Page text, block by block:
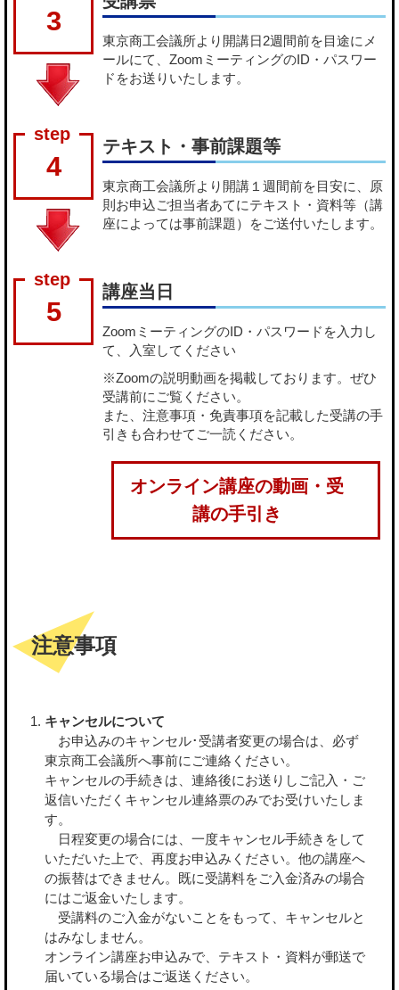
3
東京商工会議所より開講日2週間前を目途にメ
ールにて、ZoomミーティングのID・パスワー
ドをお送りいたします。
4
テキスト・事前課題等
東京商工会議所より開講１週間前を目安に、原
則お申込ご担当者あてにテキスト・資料等（講
座によっては事前課題）をご送付いたします。
5
講座当日
ZoomミーティングのID・パスワードを入力し
て、入室してください
※Zoomの説明動画を掲載しております。ぜひ
受講前にご覧ください。
また、注意事項・免責事項を記載した受講の手
引きも合わせてご一読ください。
オンライン講座の動画・受
講の手引き
注意事項
キャンセルについて
お申込みのキャンセル･受講者変更の場合は、必ず
東京商工会議所へ事前にご連絡ください。
キャンセルの手続きは、連絡後にお送りしご記入・ご
返信いただくキャンセル連絡票のみでお受けいたしま
す。
日程変更の場合には、一度キャンセル手続きをして
いただいた上で、再度お申込みください。他の講座へ
の振替はできません。既に受講料をご入金済みの場合
にはご返金いたします。
受講料のご入金がないことをもって、キャンセルと
はみなしません。
オンライン講座お申込みで、テキスト・資料が郵送で
届いている場合はご返送ください。